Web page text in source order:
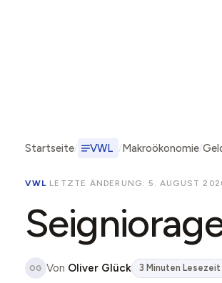
Startseite VWL Makroökonomie
VWL· LETZTE ÄNDERUNG: 5. AUGUST
OG Von Oliver Glück 3 Minuten Lesezeit